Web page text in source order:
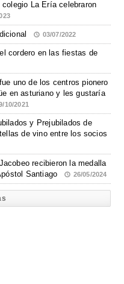
La Ería celebraron
03/07/2022
cordero en las fiestas de
uno de los centros pionero
en asturiano y les gustaría
10/2021
y Prejubilados de
de vino entre los socios
recibieron la medalla
Santiago
26/05/2024